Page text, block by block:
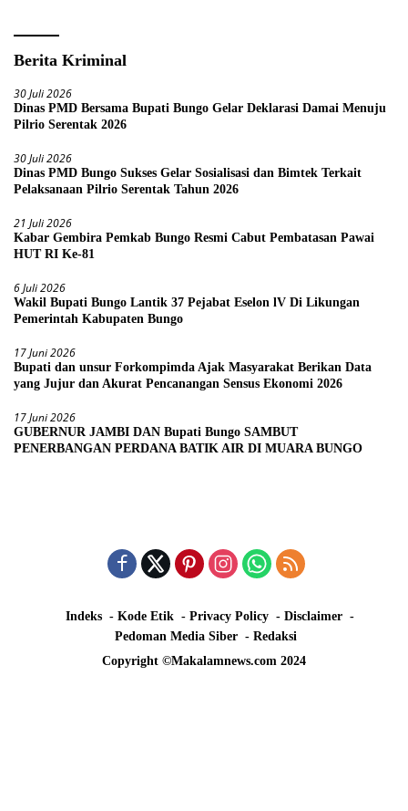
Berita Kriminal
30 Juli 2026
Dinas PMD Bersama Bupati Bungo Gelar Deklarasi Damai Menuju
Pilrio Serentak 2026
30 Juli 2026
Dinas PMD Bungo Sukses Gelar Sosialisasi dan Bimtek Terkait
Pelaksanaan Pilrio Serentak Tahun 2026
21 Juli 2026
Kabar Gembira Pemkab Bungo Resmi Cabut Pembatasan Pawai
HUT RI Ke-81
6 Juli 2026
Wakil Bupati Bungo Lantik 37 Pejabat Eselon lV Di Likungan
Pemerintah Kabupaten Bungo
17 Juni 2026
Bupati dan unsur Forkompimda Ajak Masyarakat Berikan Data
yang Jujur dan Akurat Pencanangan Sensus Ekonomi 2026
17 Juni 2026
GUBERNUR JAMBI DAN Bupati Bungo SAMBUT
PENERBANGAN PERDANA BATIK AIR DI MUARA BUNGO
Indeks Kode Etik Privacy Policy
Disclaimer
Pedoman Media Siber
Redaksi
Copyright ©Makalamnews.com 2024